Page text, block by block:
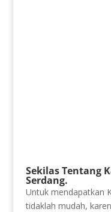
Sekilas Tentang
Serdang.
Untuk mendapatkan
tidaklah mudah,